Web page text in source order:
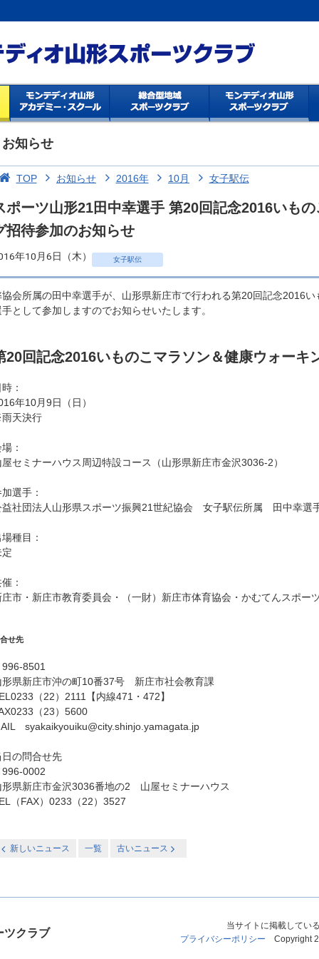
お知らせ
TOP お知らせ 2016年 10月 女子駅伝
ポーツ山形21田中幸選手 第20回記念2016いも
招待参加のお知らせ
年10月6日（木） 女子駅伝
協会所属の田中幸選手が、山形県新庄市で行われる第20回記念2016
手として参加しますのでお知らせいたします。
20回記念2016いものこマラソン＆健康ウォーキ
：
年10月9日（日）
天決行
：
屋セミナーハウス周辺特設コース（山形県新庄市金沢3036-2）
選手：
益社団法人山形県スポーツ振興21世紀協会 女子駅伝所属 田中幸選
種目：
定
：
庄市・新庄市教育委員会・（一財）新庄市体育協会・かむてんスポー
せ先
996-8501
形県新庄市沖の町10番37号 新庄市社会教育課
（22）2111【内線471・472】
（23）5600
syakaikyouiku@city.shinjo.yamagata.jp
日の問合せ先
996-0002
形県新庄市金沢3036番地の2 山屋セミナーハウス
（FAX）0233（22）3527
新しいニュース 一覧 古いニュース
ツクラブ
当サイトに掲載してい
プライバシーポリシー Copyright